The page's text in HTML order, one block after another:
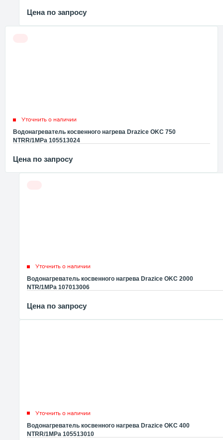
Цена по запросу
Уточнить о наличии
Водонагреватель косвенного нагрева Drazice OKC 750
NTRR/1MPa 105513024
Цена по запросу
Уточнить о наличии
Водонагреватель косвенного нагрева Drazice OKC 2000
NTR/1MPa 107013006
Цена по запросу
Уточнить о наличии
Водонагреватель косвенного нагрева Drazice OKC 400
NTRR/1MPa 105513010